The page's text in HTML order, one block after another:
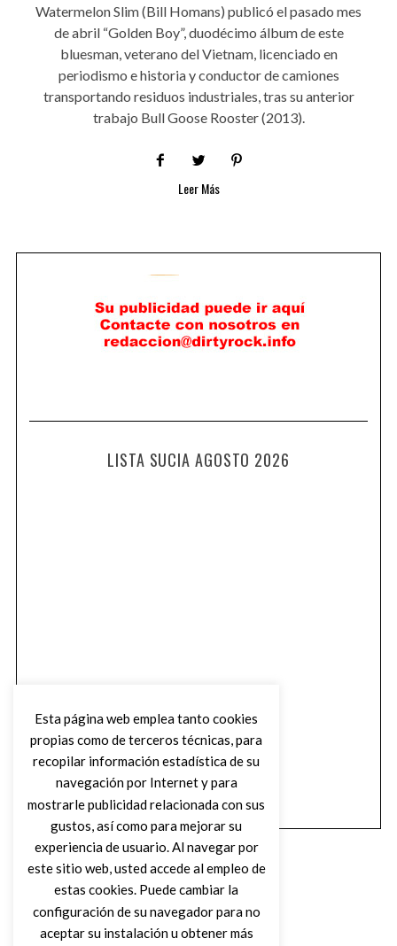
Watermelon Slim (Bill Homans) publicó el pasado mes
de abril “Golden Boy”, duodécimo álbum de este
bluesman, veterano del Vietnam, licenciado en
periodismo e historia y conductor de camiones
transportando residuos industriales, tras su anterior
trabajo Bull Goose Rooster (2013).
Leer Más
LISTA SUCIA AGOSTO 2026
Esta página web emplea tanto cookies
propias como de terceros técnicas, para
recopilar información estadística de su
navegación por Internet y para
mostrarle publicidad relacionada con sus
gustos, así como para mejorar su
experiencia de usuario. Al navegar por
este sitio web, usted accede al empleo de
estas cookies. Puede cambiar la
configuración de su navegador para no
aceptar su instalación u obtener más